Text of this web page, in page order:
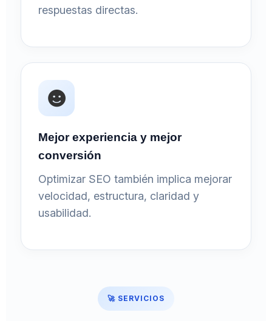
respuestas directas.
Mejor experiencia y mejor
conversión
Optimizar SEO también implica mejorar
velocidad, estructura, claridad y
usabilidad.
🚀 SERVICIOS